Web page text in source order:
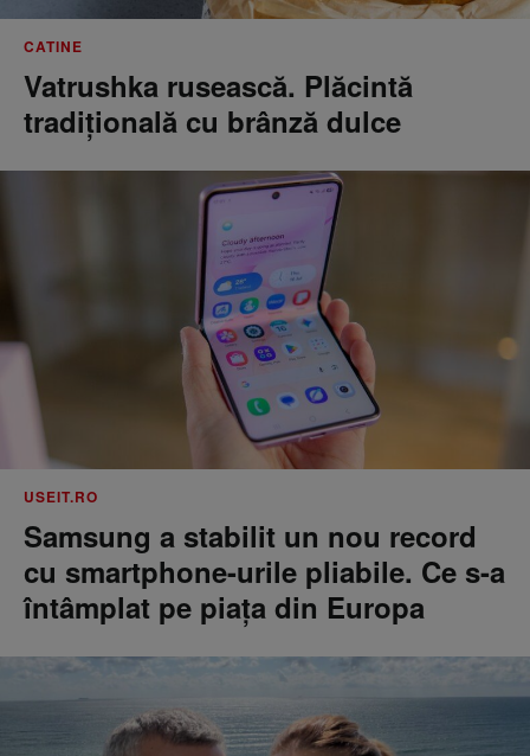
CATINE
Vatrushka rusească. Plăcintă
tradițională cu brânză dulce
USEIT.RO
Samsung a stabilit un nou record
cu smartphone-urile pliabile. Ce s-a
întâmplat pe piața din Europa